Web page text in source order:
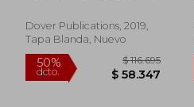
Dover Publications, 2019,
Tapa Blanda, Nuevo